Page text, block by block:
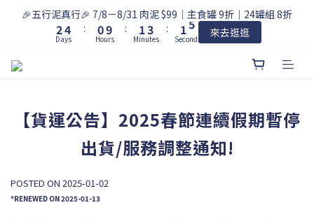
🎉五行泥真行🎉 7/8－8/31 肉泥 $99｜主食罐 9折｜24罐組 8折
3
2
1
5
4
3
Days
:
1
09
8
2
1
Hours
:
2
1
0
4
3
2
Minutes
:
2
1
0
5
4
3
Seconds 來去逛逛
【貨運公告】2025春節連續假期暫停
出貨/服務調整通知!
POSTED ON 2025-01-02
*RENEWED ON 2025-01-13